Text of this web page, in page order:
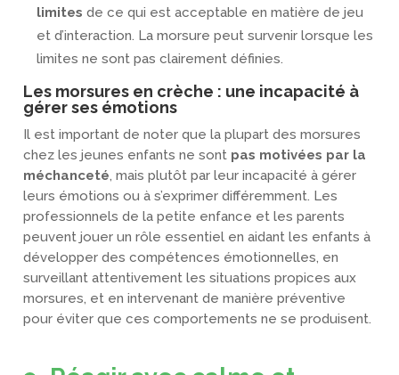
limites de ce qui est acceptable en matière de jeu
et d’interaction. La morsure peut survenir lorsque les
limites ne sont pas clairement définies.
Les morsures en crèche : une incapacité à
gérer ses émotions
Il est important de noter que la plupart des morsures
chez les jeunes enfants ne sont pas motivées par la
méchanceté, mais plutôt par leur incapacité à gérer
leurs émotions ou à s’exprimer différemment. Les
professionnels de la petite enfance et les parents
peuvent jouer un rôle essentiel en aidant les enfants à
développer des compétences émotionnelles, en
surveillant attentivement les situations propices aux
morsures, et en intervenant de manière préventive
pour éviter que ces comportements ne se produisent.